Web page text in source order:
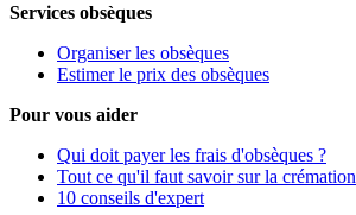
Services obsèques
Organiser les obsèques
Estimer le prix des obsèques
Pour vous aider
Qui doit payer les frais d'obsèques ?
Tout ce qu'il faut savoir sur la crémation
10 conseils d'expert